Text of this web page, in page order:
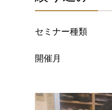
セミナー種類
開催月